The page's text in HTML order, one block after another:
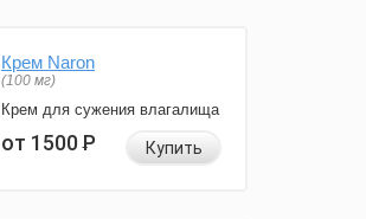
Крем Naron
(100 мг)
Крем для сужения влагалища
от 1500Р Купить